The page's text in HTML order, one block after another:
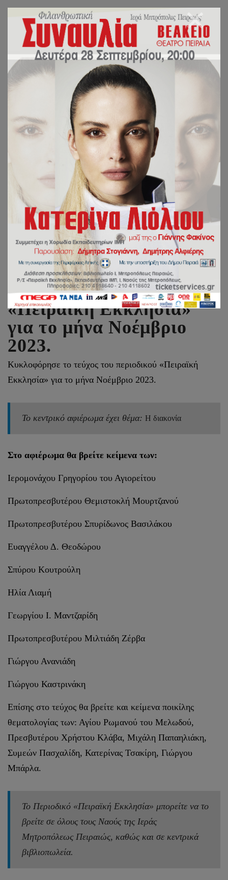
Κυκλοφόρησε το τεύχος
του περιοδικού
«Πειραϊκή Εκκλησία»
για το μήνα Νοέμβριο
2023.
Κυκλοφόρησε το τεύχος του περιοδικού «Πειραϊκή
Εκκλησία» για το μήνα Νοέμβριο 2023.
Το κεντρικό αφιέρωμα έχει θέμα: Η διακονία
Στο αφιέρωμα θα βρείτε κείμενα των:
Ιερομονάχου Γρηγορίου του Αγιορείτου
Πρωτοπρεσβυτέρου Θεμιστοκλή Μουρτζανού
Πρωτοπρεσβυτέρου Σπυρίδωνος Βασιλάκου
Ευαγγέλου Δ. Θεοδώρου
Σπύρου Κουτρούλη
Ηλία Λιαμή
Γεωργίου Ι. Μαντζαρίδη
Πρωτοπρεσβυτέρου Μιλτιάδη Ζέρβα
Γιώργου Ανανιάδη
Γιώργου Καστρινάκη
Επίσης στο τεύχος θα βρείτε και κείμενα ποικίλης
θεματολογίας των: Αγίου Ρωμανού του Μελωδού,
Πρεσβυτέρου Χρήστου Κλάβα, Μιχάλη Παπαηλιάκη,
Συμεών Πασχαλίδη, Κατερίνας Τσακίρη, Γιώργου
Μπάρλα.
Το Περιοδικό «Πειραϊκή Εκκλησία» μπορείτε να το
βρείτε σε όλους τους Ναούς της Ιεράς
Μητροπόλεως Πειραιώς, καθώς και σε κεντρικά
βιβλιοπωλεία.